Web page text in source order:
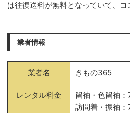
は往復送料が無料となっていて、コ
業者情報
業者名 きもの365
レンタル料金
留袖・色留袖：
訪問着・振袖：